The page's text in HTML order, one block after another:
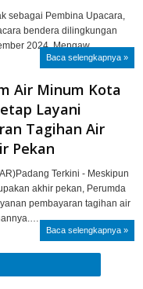
sebagai Pembina Upacara,
bendera dilingkungan
2024. Mengaw…
Baca selengkapnya »
Air Minum Kota
Layani
Tagihan Air
Pekan
Terkini - Meskipun
akhir pekan, Perumda
pembayaran tagihan air
Baca selengkapnya »